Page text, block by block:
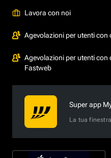
Lavora con noi
Agevolazioni per utenti con
Agevolazioni per utenti con
Fastweb
Super app
La tua